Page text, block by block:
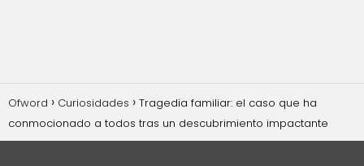
Ofword Curiosidades
Tragedia familiar: el caso que ha
conmocionado a todos tras un descubrimiento impactante